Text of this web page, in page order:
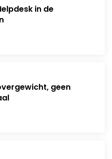
in de
geen